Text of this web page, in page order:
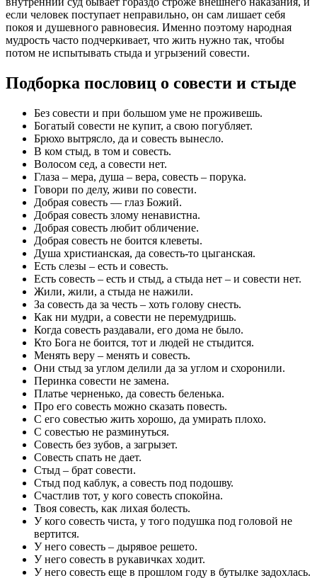
если человек поступает неправильно, он сам лишает себя
покоя и душевного равновесия. Именно поэтому народная
мудрость часто подчеркивает, что жить нужно так, чтобы
потом не испытывать стыда и угрызений совести.
Подборка пословиц о совести и стыде
Без совести и при большом уме не проживешь.
Богатый совести не купит, а свою погубляет.
Брюхо вытрясло, да и совесть вынесло.
В ком стыд, в том и совесть.
Волосом сед, а совести нет.
Глаза – мера, душа – вера, совесть – порука.
Говори по делу, живи по совести.
Добрая совесть — глаз Божий.
Добрая совесть злому ненавистна.
Добрая совесть любит обличение.
Добрая совесть не боится клеветы.
Душа христианская, да совесть-то цыганская.
Есть слезы – есть и совесть.
Есть совесть – есть и стыд, а стыда нет – и совести нет.
Жили, жили, а стыда не нажили.
За совесть да за честь – хоть голову снесть.
Как ни мудри, а совести не перемудришь.
Когда совесть раздавали, его дома не было.
Кто Бога не боится, тот и людей не стыдится.
Менять веру – менять и совесть.
Они стыд за углом делили да за углом и схоронили.
Перинка совести не замена.
Платье черненько, да совесть беленька.
Про его совесть можно сказать повесть.
С его совестью жить хорошо, да умирать плохо.
С совестью не разминуться.
Совесть без зубов, а загрызет.
Совесть спать не дает.
Стыд – брат совести.
Стыд под каблук, а совесть под подошву.
Счастлив тот, у кого совесть спокойна.
Твоя совесть, как лихая болесть.
У кого совесть чиста, у того подушка под головой не
вертится.
У него совесть – дырявое решето.
У него совесть в рукавичках ходит.
У него совесть еще в прошлом году в бутылке задохлась.